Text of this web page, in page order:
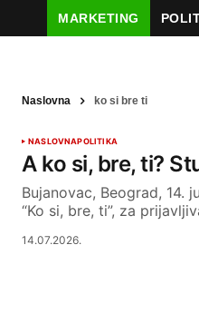
MARKETING
Naslovna ko si bre ti
NASLOVNAPOLITIKA
A ko si, bre, ti?
Bujanovac, Beograd, 14.
“Ko si, bre, ti”, za
14.07.2026.